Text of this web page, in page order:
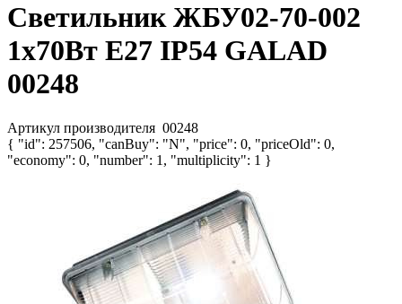
Светильник ЖБУ02-70-002
1х70Вт E27 IP54 GALAD
00248
Артикул производителя 00248
{ "id": 257506, "canBuy": "N", "price": 0, "priceOld": 0,
"economy": 0, "number": 1, "multiplicity": 1 }